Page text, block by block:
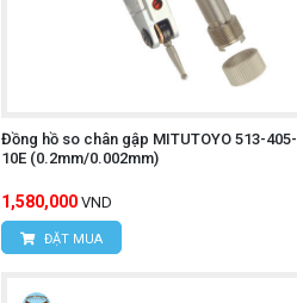
Đồng hồ so chân gập MITUTOYO 513-405-
10E (0.2mm/0.002mm)
1,580,000 VND
ĐẶT MUA